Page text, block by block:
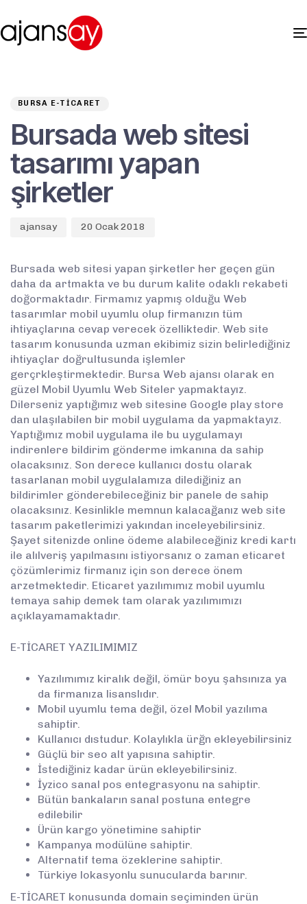
BURSA E-TICARET
Bursada web sitesi
tasarımı yapan
şirketler
ajansay 20 Ocak 2018
Bursada web sitesi yapan şirketler her geçen gün
daha da artmakta ve bu durum kalite odaklı rekabeti
doğormaktadır. Firmamız yapmış olduğu Web
tasarımlar mobil uyumlu olup firmanızın tüm
ihtiyaçlarına cevap verecek özelliktedir. Web site
tasarım konusunda uzman ekibimiz sizin belirlediğiniz
ihtiyaçlar doğrultusunda işlemler
gerçrkleştirmektedir. Bursa Web ajansı olarak en
güzel Mobil Uyumlu Web Siteler yapmaktayız.
Dilerseniz yaptığımız web sitesine Google play store
dan ulaşılabilen bir mobil uygulama da yapmaktayız.
Yaptığımız mobil uygulama ile bu uygulamayı
indirenlere bildirim gönderme imkanına da sahip
olacaksınız. Son derece kullanıcı dostu olarak
tasarlanan mobil uygulalamıza dilediğiniz an
bildirimler gönderebileceğiniz bir panele de sahip
olacaksınız. Kesinlikle memnun kalacağanız web site
tasarım paketlerimizi yakından inceleyebilirsiniz.
Şayet sitenizde online ödeme alabileceğiniz kredi kartı
ile alılveriş yapılmasını istiyorsanız o zaman eticaret
çözümlerimiz firmanız için son derece önem
arzetmektedir. Eticaret yazılımımız mobil uyumlu
temaya sahip demek tam olarak yazılımımızı
açıklayamamaktadır.
E-TİCARET YAZILIMIMIZ
Yazılımımız kiralık değil, ömür boyu şahsınıza ya
da firmanıza lisanslıdır.
Mobil uyumlu tema değil, özel Mobil yazılıma
sahiptir.
Kullanıcı dıstudur. Kolaylıkla ürğn ekleyebilirsiniz
Güçlü bir seo alt yapısına sahiptir.
İstediğiniz kadar ürün ekleyebilirsiniz.
İyzico sanal pos entegrasyonu na sahiptir.
Bütün bankaların sanal postuna entegre
edilebilir
Ürün kargo yönetimine sahiptir
Kampanya modülüne sahiptir.
Alternatif tema özeklerine sahiptir.
Türkiye lokasyonlu sunucularda barınır.
E-TİCARET konusunda domain seçiminden ürün